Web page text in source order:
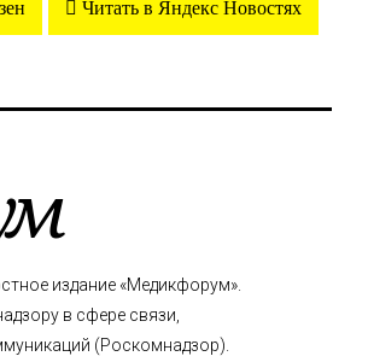
Читать в Яндекс Новостях
издание «Медикфорум».
в сфере связи,
(Роскомнадзор).